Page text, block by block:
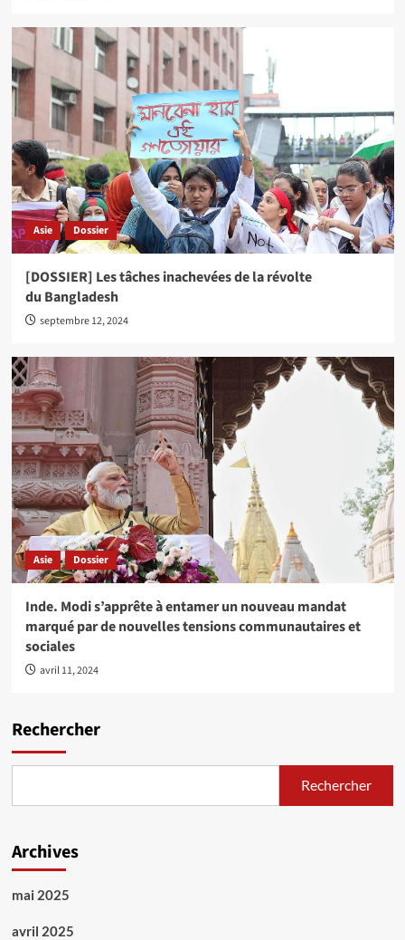
Asie Dossier
[DOSSIER] Les tâches inachevées de la révolte
du Bangladesh
septembre 12, 2024
Asie Dossier
Inde. Modi s’apprête à entamer un nouveau mandat
marqué par de nouvelles tensions communautaires et
sociales
avril 11, 2024
Rechercher
Rechercher
Archives
mai 2025
avril 2025